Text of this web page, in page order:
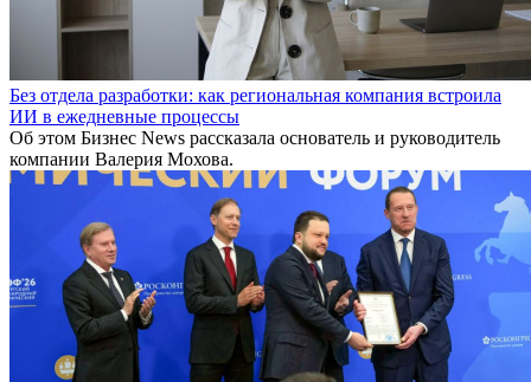
Без отдела разработки: как региональная компания встроила
ИИ в ежедневные процессы
Об этом Бизнес News рассказала основатель и руководитель
компании Валерия Мохова.